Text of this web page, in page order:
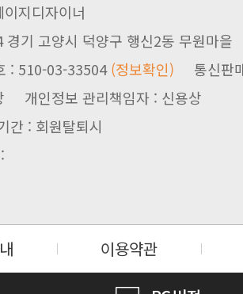
지디자이너
기 고양시 덕양구 행신2동 무원마을
: 510-03-33504(정보확인) 통신판
개인정보 관리책임자 : 신용상
간 : 회원탈퇴시
이용약관